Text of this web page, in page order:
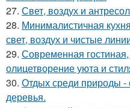
27. Свет, воздух и
28. Минималистичная
свет, воздух и чистые
29. Современная
олицетворение уюта и
30. Отдых среди природы
деревья.